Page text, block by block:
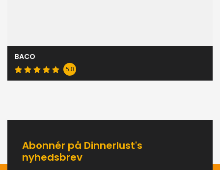
BACO
5.0
Abonnér på Dinnerlust's
nyhedsbrev